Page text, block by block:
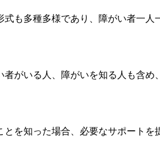
も多種多様であり、障がい者一
がいる人、障がいを知る人も含
を知った場合、必要なサポートを